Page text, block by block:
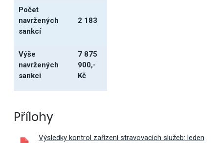
Počet
navržených
sankcí
2 183
Výše
navržených
sankcí
7 875
900,-
Kč
Přílohy
Výsledky kontrol zařízení stravovacích služeb: leden